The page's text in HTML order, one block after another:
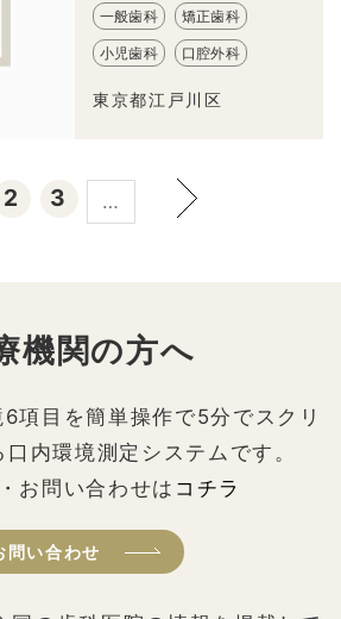
一般歯科 矯正歯科
小児歯科 口腔外科
東京都江戸川区
2 3 …
機関の方へ
項目を簡単操作で5分でスクリ
内環境測定システムです。
お問い合わせは コチラ
問い合わせ